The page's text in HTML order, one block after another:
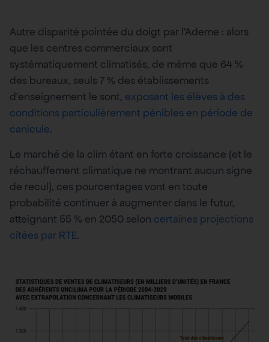
Autre disparité pointée du doigt par l’Ademe : alors
que les centres commerciaux sont
systématiquement climatisés, de même que 64 %
des bureaux, seuls 7 % des établissements
d’enseignement le sont, exposant les élèves à des
conditions particulièrement pénibles en période de
canicule.
Le marché de la clim étant en forte croissance (et le
réchauffement climatique ne montrant aucun signe
de recul), ces pourcentages vont en toute
probabilité continuer à augmenter dans le futur,
atteignant 55 % en 2050 selon certaines projections
citées par RTE.